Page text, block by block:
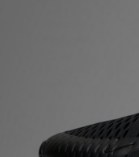
Mine beskeder